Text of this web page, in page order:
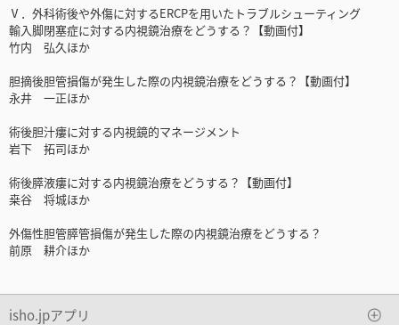
Ⅴ．外科術後や外傷に対するERCPを用いたトラブルシューティング
輸入脚閉塞症に対する内視鏡治療をどうする？【動画付】
竹内 弘久ほか
胆摘後胆管損傷が発生した際の内視鏡治療をどうする？【動画付】
永井 一正ほか
術後胆汁瘻に対する内視鏡的マネージメント
岩下 拓司ほか
術後膵液瘻に対する内視鏡治療をどうする？【動画付】
桒谷 将城ほか
外傷性胆管膵管損傷が発生した際の内視鏡治療をどうする？
前原 耕介ほか
isho.jpアプリ